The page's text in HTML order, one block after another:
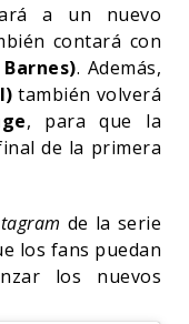
a un nuevo
contará con
. Además,
también volverá
, para que la
de la primera
de la serie
los fans puedan
los nuevos